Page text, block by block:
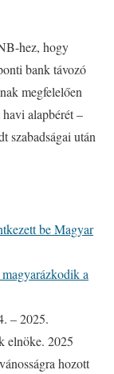
hez, hogy
bank távozó
megfelelően
alapbérét –
szabadságai után
be Magyar
a
– 2025.
elnöke. 2025
hozott